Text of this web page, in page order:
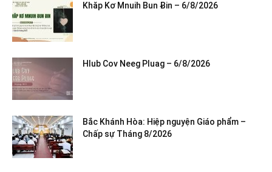
Khăp Kơ Mnuih Bun Ƀin – 6/8/2026
Hlub Cov Neeg Pluag – 6/8/2026
Bắc Khánh Hòa: Hiệp nguyện Giáo phẩm –
Chấp sự Tháng 8/2026